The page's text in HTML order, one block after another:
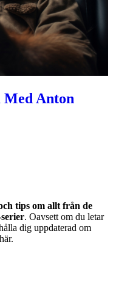
Anton
tips om allt från de
. Oavsett om du letar
dig uppdaterad om